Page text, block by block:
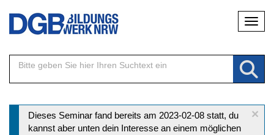
Direkt
Inhalt
×
Statusmeldung
Dieses Seminar fand bereits am 2023-02-08 statt, du
kannst aber unten dein Interesse an einem möglichen